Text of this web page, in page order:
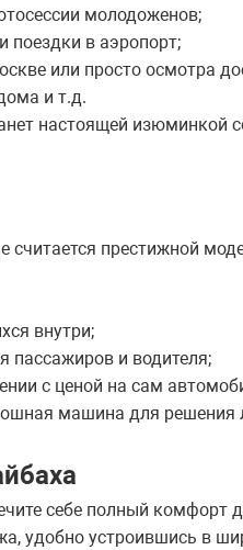
молодоженов;
поездки в аэропорт;
или просто осмотра
и т.д.
настоящей изюминкой
считается престижной
внутри;
пассажиров и водителя;
с ценой на сам
машина для
себе полный комфорт
удобно устроившись в